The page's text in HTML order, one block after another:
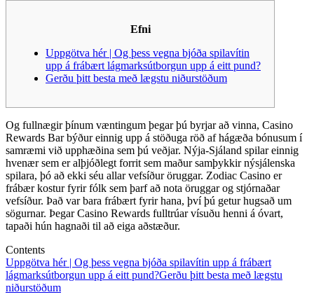
Efni
Uppgötva hér | Og þess vegna bjóða spilavítin
upp á frábært lágmarksútborgun upp á eitt pund?
Gerðu þitt besta með lægstu niðurstöðum
Og fullnægir þínum væntingum þegar þú byrjar að vinna, Casino
Rewards Bar býður einnig upp á stöðuga röð af hágæða bónusum í
samræmi við upphæðina sem þú veðjar. Nýja-Sjáland spilar einnig
hvenær sem er alþjóðlegt forrit sem maður samþykkir nýsjálenska
spilara, þó að ekki séu allar vefsíður öruggar. Zodiac Casino er
frábær kostur fyrir fólk sem þarf að nota öruggar og stjórnaðar
vefsíður. Það var bara frábært fyrir hana, því þú getur hugsað um
sögurnar. Þegar Casino Rewards fulltrúar vísuðu henni á óvart,
tapaði hún hagnaði til að eiga aðstæður.
Contents
Uppgötva hér | Og þess vegna bjóða spilavítin upp á frábært
lágmarksútborgun upp á eitt pund?Gerðu þitt besta með lægstu
niðurstöðum